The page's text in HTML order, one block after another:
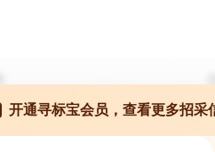
开通寻标宝会员，查看更多招采